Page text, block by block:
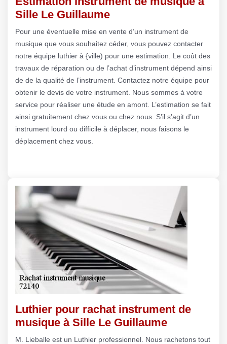
Sille Le Guillaume
Pour une éventuelle mise en vente d’un instrument de
musique que vous souhaitez céder, vous pouvez contacter
notre équipe luthier à {ville) pour une estimation. Le coût des
travaux de réparation ou de l’achat d’instrument dépend ainsi
de de la qualité de l’instrument. Contactez notre équipe pour
obtenir le devis de votre instrument. Nous sommes à votre
service pour réaliser une étude en amont. L’estimation se fait
ainsi gratuitement chez vous ou chez nous. S’il s’agit d’un
instrument lourd ou difficile à déplacer, nous faisons le
déplacement chez vous.
Luthier pour rachat instrument de
musique à Sille Le Guillaume
M. Lieballe est un Luthier professionnel. Nous rachetons tout